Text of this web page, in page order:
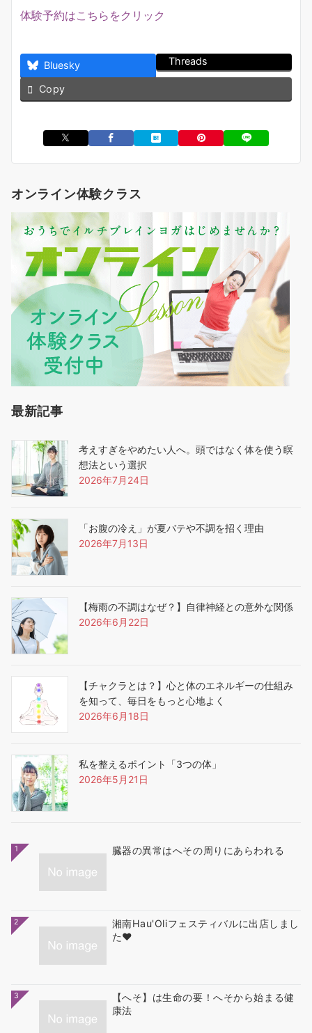
体験予約はこちらをクリック
Bluesky Threads
Copy
オンライン体験クラス
最新記事
考えすぎをやめたい人へ。頭ではなく体を使う瞑
想法という選択
2026年7月24日
「お腹の冷え」が夏バテや不調を招く理由
2026年7月13日
【梅雨の不調はなぜ？】自律神経との意外な関係
2026年6月22日
【チャクラとは？】心と体のエネルギーの仕組み
を知って、毎日をもっと心地よく
2026年6月18日
私を整えるポイント「3つの体」
2026年5月21日
1 臓器の異常はへその周りにあらわれる
2
湘南Hau'Oliフェスティバルに出店しまし
た❤
3
【へそ】は生命の要！へそから始まる健
康法